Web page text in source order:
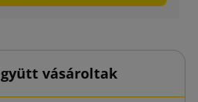
vásároltak